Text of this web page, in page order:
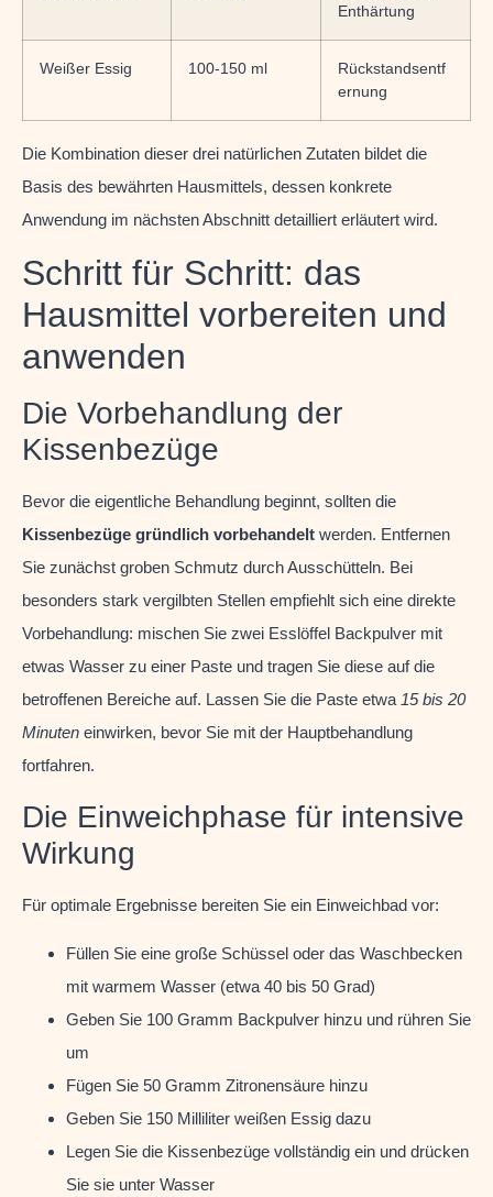
Enthärtung
Weißer Essig 100-150 ml
Rückstandsentf
ernung
Die Kombination dieser drei natürlichen Zutaten bildet die
Basis des bewährten Hausmittels, dessen konkrete
Anwendung im nächsten Abschnitt detailliert erläutert wird.
Schritt für Schritt: das
Hausmittel vorbereiten und
anwenden
Die Vorbehandlung der
Kissenbezüge
Bevor die eigentliche Behandlung beginnt, sollten die
Kissenbezüge gründlich vorbehandelt werden. Entfernen
Sie zunächst groben Schmutz durch Ausschütteln. Bei
besonders stark vergilbten Stellen empfiehlt sich eine direkte
Vorbehandlung: mischen Sie zwei Esslöffel Backpulver mit
etwas Wasser zu einer Paste und tragen Sie diese auf die
betroffenen Bereiche auf. Lassen Sie die Paste etwa 15 bis 20
Minuten einwirken, bevor Sie mit der Hauptbehandlung
fortfahren.
Die Einweichphase für intensive
Wirkung
Für optimale Ergebnisse bereiten Sie ein Einweichbad vor:
Füllen Sie eine große Schüssel oder das Waschbecken
mit warmem Wasser (etwa 40 bis 50 Grad)
Geben Sie 100 Gramm Backpulver hinzu und rühren Sie
um
Fügen Sie 50 Gramm Zitronensäure hinzu
Geben Sie 150 Milliliter weißen Essig dazu
Legen Sie die Kissenbezüge vollständig ein und drücken
Sie sie unter Wasser